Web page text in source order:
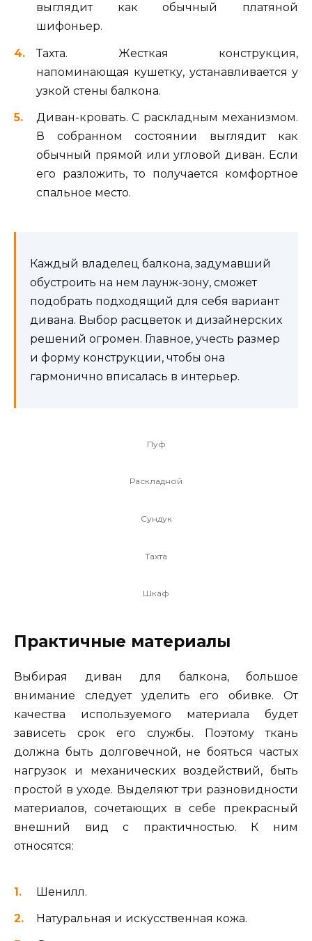
выглядит как обычный платяной
шифоньер.
Тахта. Жесткая конструкция,
напоминающая кушетку, устанавливается у
узкой стены балкона.
Диван-кровать. С раскладным механизмом.
В собранном состоянии выглядит как
обычный прямой или угловой диван. Если
его разложить, то получается комфортное
спальное место.
Каждый владелец балкона, задумавший
обустроить на нем лаунж-зону, сможет
подобрать подходящий для себя вариант
дивана. Выбор расцветок и дизайнерских
решений огромен. Главное, учесть размер
и форму конструкции, чтобы она
гармонично вписалась в интерьер.
Пуф
Раскладной
Сундук
Тахта
Шкаф
Практичные материалы
Выбирая диван для балкона, большое
внимание следует уделить его обивке. От
качества используемого материала будет
зависеть срок его службы. Поэтому ткань
должна быть долговечной, не бояться частых
нагрузок и механических воздействий, быть
простой в уходе. Выделяют три разновидности
материалов, сочетающих в себе прекрасный
внешний вид с практичностью. К ним
относятся:
Шенилл.
Натуральная и искусственная кожа.